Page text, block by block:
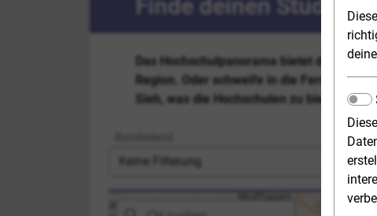
Finde deinen
Das Hochschulpanorama bietet dir
Region. Oder schweife in die Ferne und
Sieh, was die Hochschulen zu bieten